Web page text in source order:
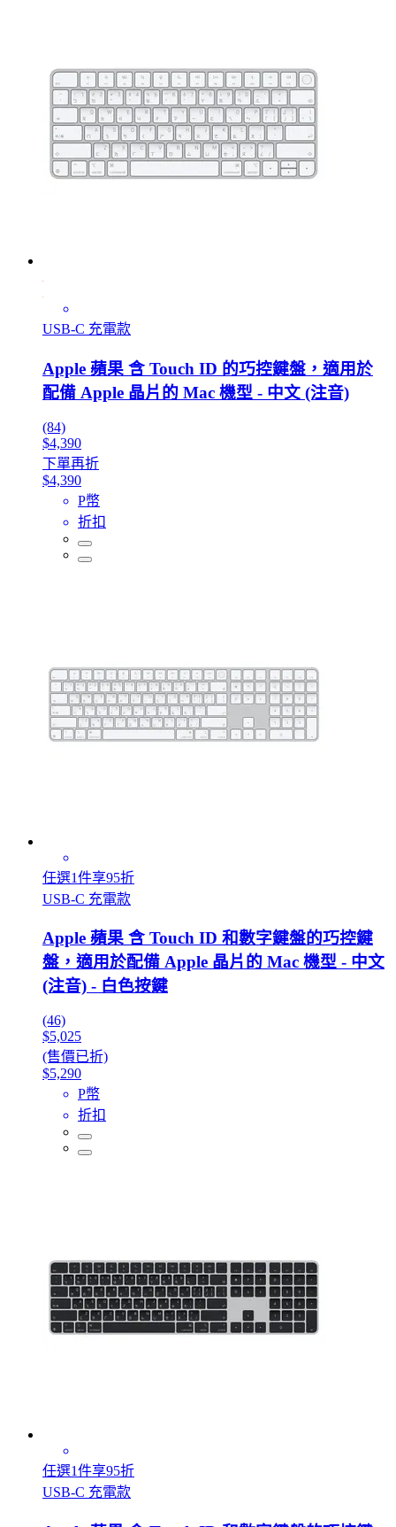
USB‑C 充電款
Apple 蘋果 含 Touch ID 的巧控鍵盤，適用於
配備 Apple 晶片的 Mac 機型 - 中文 (注音)
(84)
$4,390
下單再折
$4,390
P幣
折扣
任選1件享95折
USB‑C 充電款
Apple 蘋果 含 Touch ID 和數字鍵盤的巧控鍵
盤，適用於配備 Apple 晶片的 Mac 機型 - 中文
(注音) - 白色按鍵
(46)
$5,025
(售價已折)
$5,290
P幣
折扣
任選1件享95折
USB‑C 充電款